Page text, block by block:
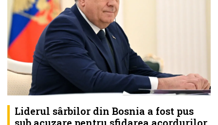
Liderul sârbilor din Bosnia a fost pus